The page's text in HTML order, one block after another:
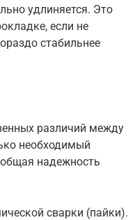
удлиняется. Это
если не
стабильнее
различий между
необходимый
надежность
сварки (пайки).